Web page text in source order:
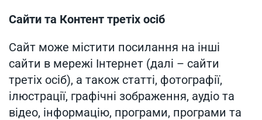
Сайти та Контент третіх осіб
Сайт може містити посилання на інші
сайти в мережі Інтернет (далі – сайти
третіх осіб), а також статті, фотографії,
ілюстрації, графічні зображення, аудіо та
відео, інформацію, програми, програми та